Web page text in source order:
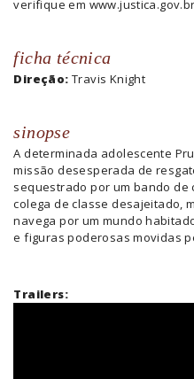
verifique em
ficha técnica
Direção: Travis Knight
sinopse
A determinada adolescente
missão desesperada de
sequestrado por um bando de
colega de classe desajeitado,
navega por um mundo
e figuras poderosas movidas
Trailers: